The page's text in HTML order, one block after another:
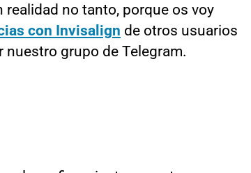
realidad no tanto, porque os voy
con Invisalign de otros usuarios
grupo de Telegram.